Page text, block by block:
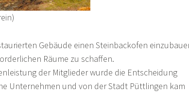
Gebäude einen Steinbackofen
Räume zu schaffen.
der Mitglieder wurde die Entscheidung
Unternehmen und von der Stadt Püttlingen kam